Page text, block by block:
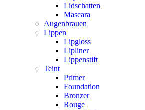
Lidschatten
Mascara
Augenbrauen
Lippen
Lipgloss
Lipliner
Lippenstift
Teint
Primer
Foundation
Bronzer
Rouge